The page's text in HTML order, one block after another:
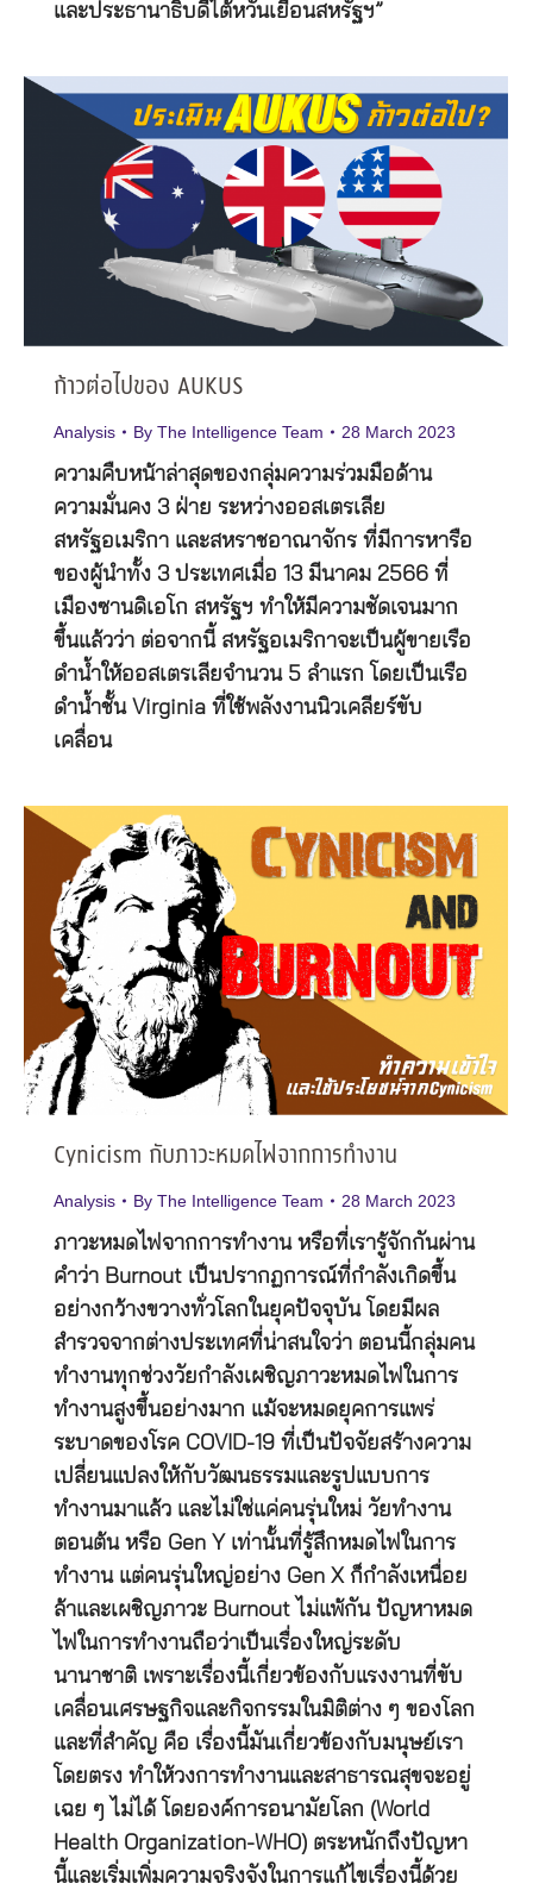
และประธานาธิบดีไต้หวันเยือนสหรัฐฯ”
ก้าวต่อไปของ AUKUS
Analysis By The Intelligence Team 28 March 2023
ความคืบหน้าล่าสุดของกลุ่มความร่วมมือด้าน
ความมั่นคง 3 ฝ่าย ระหว่างออสเตรเลีย
สหรัฐอเมริกา และสหราชอาณาจักร ที่มีการหารือ
ของผู้นำทั้ง 3 ประเทศเมื่อ 13 มีนาคม 2566 ที่
เมืองซานดิเอโก สหรัฐฯ ทำให้มีความชัดเจนมาก
ขึ้นแล้วว่า ต่อจากนี้ สหรัฐอเมริกาจะเป็นผู้ขายเรือ
ดำน้ำให้ออสเตรเลียจำนวน 5 ลำแรก โดยเป็นเรือ
ดำน้ำชั้น Virginia ที่ใช้พลังงานนิวเคลียร์ขับ
เคลื่อน
Cynicism กับภาวะหมดไฟจากการทำงาน
Analysis By The Intelligence Team 28 March 2023
ภาวะหมดไฟจากการทำงาน หรือที่เรารู้จักกันผ่าน
คำว่า Burnout เป็นปรากฏการณ์ที่กำลังเกิดขึ้น
อย่างกว้างขวางทั่วโลกในยุคปัจจุบัน โดยมีผล
สำรวจจากต่างประเทศที่น่าสนใจว่า ตอนนี้กลุ่มคน
ทำงานทุกช่วงวัยกำลังเผชิญภาวะหมดไฟในการ
ทำงานสูงขึ้นอย่างมาก แม้จะหมดยุคการแพร่
ระบาดของโรค COVID-19 ที่เป็นปัจจัยสร้างความ
เปลี่ยนแปลงให้กับวัฒนธรรมและรูปแบบการ
ทำงานมาแล้ว และไม่ใช่แค่คนรุ่นใหม่ วัยทำงาน
ตอนต้น หรือ Gen Y เท่านั้นที่รู้สึกหมดไฟในการ
ทำงาน แต่คนรุ่นใหญ่อย่าง Gen X ก็กำลังเหนื่อย
ล้าและเผชิญภาวะ Burnout ไม่แพ้กัน ปัญหาหมด
ไฟในการทำงานถือว่าเป็นเรื่องใหญ่ระดับ
นานาชาติ เพราะเรื่องนี้เกี่ยวข้องกับแรงงานที่ขับ
เคลื่อนเศรษฐกิจและกิจกรรมในมิติต่าง ๆ ของโลก
และที่สำคัญ คือ เรื่องนี้มันเกี่ยวข้องกับมนุษย์เรา
โดยตรง ทำให้วงการทำงานและสาธารณสุขจะอยู่
เฉย ๆ ไม่ได้ โดยองค์การอนามัยโลก (World
Health Organization-WHO) ตระหนักถึงปัญหา
นี้และเริ่มเพิ่มความจริงจังในการแก้ไขเรื่องนี้ด้วย